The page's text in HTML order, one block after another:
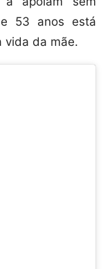
53 anos está
vida da mãe.